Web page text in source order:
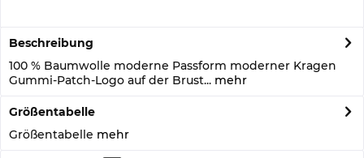
Beschreibung
100 % Baumwolle moderne Passform moderner Kragen
Gummi-Patch-Logo auf der Brust... mehr
Größentabelle
Größentabelle mehr